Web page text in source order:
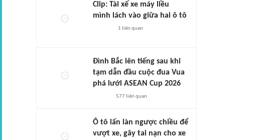
Clip: Tài xế xe máy liều
mình lách vào giữa hai ô tô
1 liên quan
Đình Bắc lên tiếng sau khi
tạm dẫn đầu cuộc đua Vua
phá lưới ASEAN Cup 2026
577liên quan
Ô tô lấn làn ngược chiều để
vượt xe, gây tai nạn cho xe